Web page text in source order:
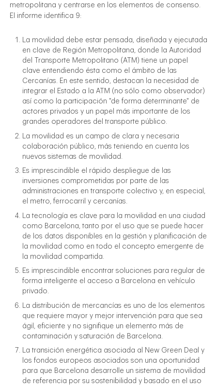
metropolitana y centrarse en los elementos de consenso.
El informe identifica 9:
La movilidad debe estar pensada, diseñada y ejecutada
en clave de Región Metropolitana, donde la Autoridad
del Transporte Metropolitano (ATM) tiene un papel
clave entendiendo ésta como el ámbito de las
Cercanías. En este sentido, destacan la necesidad de
integrar el Estado a la ATM (no sólo como observador)
así como la participación "de forma determinante" de
actores privados y un papel más importante de los
grandes operadores del transporte público.
La movilidad es un campo de clara y necesaria
colaboración público, más teniendo en cuenta los
nuevos sistemas de movilidad.
Es imprescindible el rápido despliegue de las
inversiones comprometidas por parte de las
administraciones en transporte colectivo y, en especial,
el metro, ferrocarril y cercanías.
La tecnología es clave para la movilidad en una ciudad
como Barcelona, ​​tanto por el uso que se puede hacer
de los datos disponibles en la gestión y planificación de
la movilidad como en todo el concepto emergente de
la movilidad compartida.
Es imprescindible encontrar soluciones para regular de
forma inteligente el acceso a Barcelona en vehículo
privado.
La distribución de mercancías es uno de los elementos
que requiere mayor y mejor intervención para que sea
ágil, eficiente y no signifique un elemento más de
contaminación y saturación de Barcelona.
La transición energética asociada al New Green Deal y
los fondos europeos asociados son una oportunidad
para que Barcelona desarrolle un sistema de movilidad
de referencia por su sostenibilidad y basado en el uso